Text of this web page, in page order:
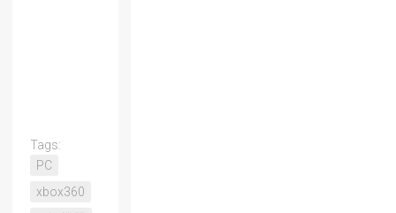
Tags:
PC
xbox360